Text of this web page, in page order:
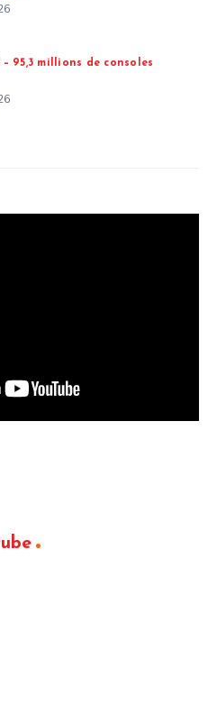
95,3 millions de consoles